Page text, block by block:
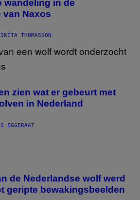
wandeling in de
van Naxos
THOMASSON
zien wat er gebeurt met
in Nederland
EGGERAAT
de Nederlandse wolf werd
geripte bewakingsbeelden